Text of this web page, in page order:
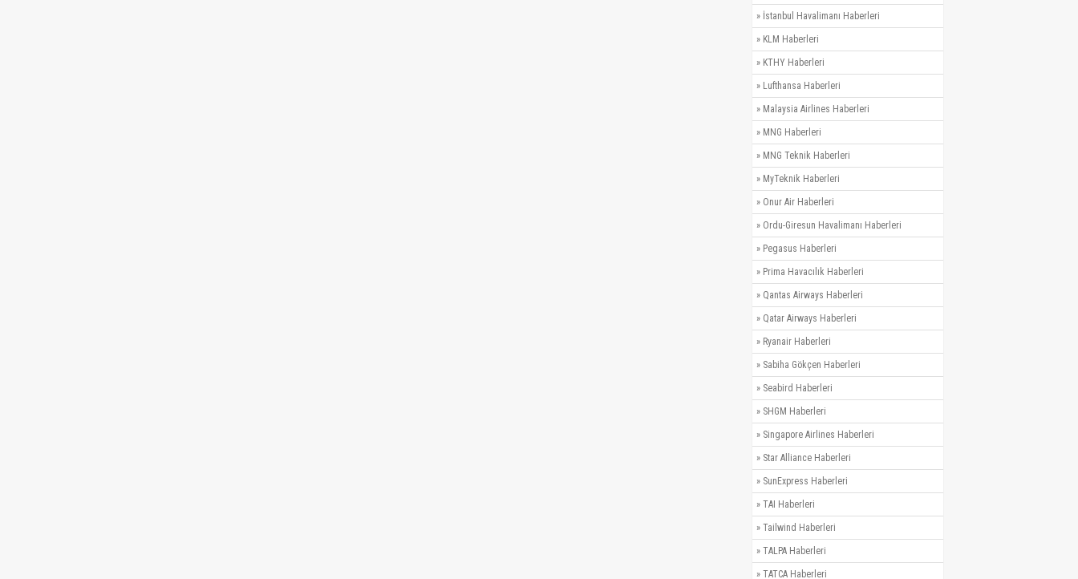
» İstanbul Havalimanı Haberleri
» KLM Haberleri
» KTHY Haberleri
» Lufthansa Haberleri
» Malaysia Airlines Haberleri
» MNG Haberleri
» MNG Teknik Haberleri
» MyTeknik Haberleri
» Onur Air Haberleri
» Ordu-Giresun Havalimanı Haberleri
» Pegasus Haberleri
» Prima Havacılık Haberleri
» Qantas Airways Haberleri
» Qatar Airways Haberleri
» Ryanair Haberleri
» Sabiha Gökçen Haberleri
» Seabird Haberleri
» SHGM Haberleri
» Singapore Airlines Haberleri
» Star Alliance Haberleri
» SunExpress Haberleri
» TAI Haberleri
» Tailwind Haberleri
» TALPA Haberleri
» TATCA Haberleri